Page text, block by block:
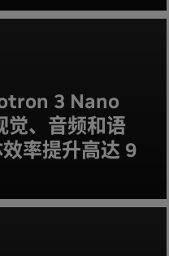
3 Nano
觉、音频和语
率提升高达 9